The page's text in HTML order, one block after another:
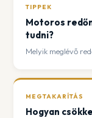
TIPPEK
Motoros
tudni?
Melyik meglévő
MEGTAKARÍTÁS
Hogyan